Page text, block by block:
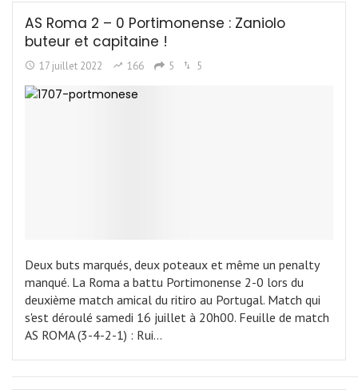
AS Roma 2 – 0 Portimonense : Zaniolo
buteur et capitaine !
17 juillet 2022 166 5 5
Deux buts marqués, deux poteaux et même un penalty
manqué. La Roma a battu Portimonense 2-0 lors du
deuxième match amical du ritiro au Portugal. Match qui
s'est déroulé samedi 16 juillet à 20h00. Feuille de match
AS ROMA (3-4-2-1) : Rui…